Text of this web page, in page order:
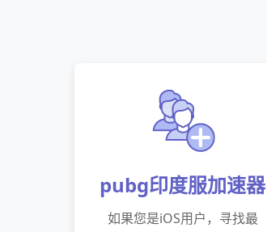
pubg印度服加速器
如果您是iOS用户，寻找最